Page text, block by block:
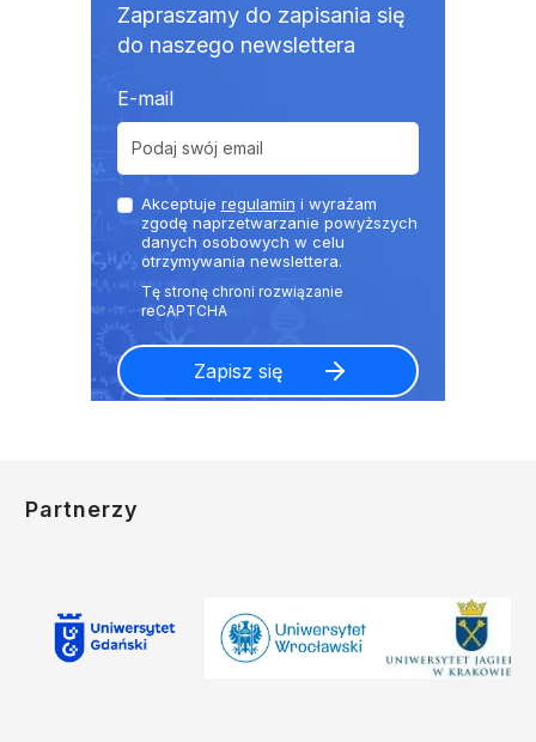
Zapraszamy do zapisania się
do naszego newslettera
E-mail
Akceptuje regulamin i wyrażam
zgodę naprzetwarzanie powyższych
danych osobowych w celu
otrzymywania newslettera.
Partnerzy